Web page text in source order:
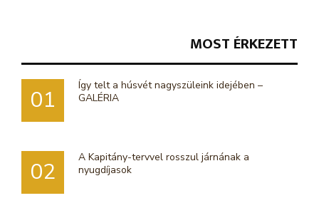
MOST ÉRKEZETT
01
Így telt a húsvét nagyszüleink idejében –
GALÉRIA
02
A Kapitány-tervvel rosszul járnának a
nyugdíjasok